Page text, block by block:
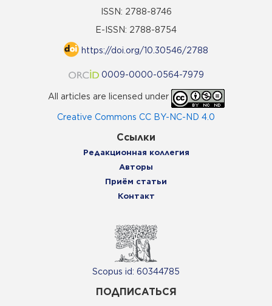
ISSN: 2788-8746
E-ISSN: 2788-8754
https://doi.org/10.30546/2788
0009-0000-0564-7979
All articles are licensed under
Creative Commons CC BY-NC-ND 4.0
Ссылки
Редакционная коллегия
Авторы
Приём статьи
Контакт
Scopus id: 60344785
ПОДПИСАТЬСЯ